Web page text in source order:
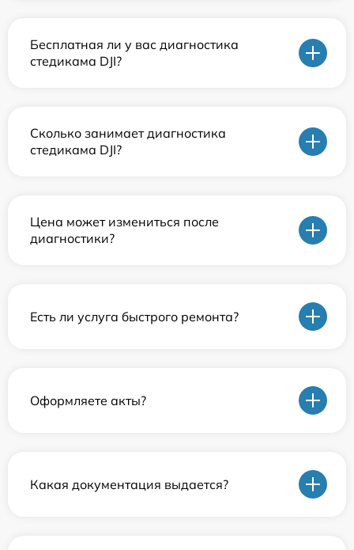
Бесплатная ли у вас диагностика
стедикама DJI?
Сколько занимает диагностика
стедикама DJI?
Цена может измениться после
диагностики?
Есть ли услуга быстрого ремонта?
Оформляете акты?
Какая документация выдается?